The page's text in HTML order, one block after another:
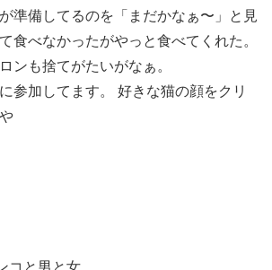
準備してるのを「まだかなぁ〜」と見
食べなかったがやっと食べてくれた。
ンも捨てがたいがなぁ。
参加してます。 好きな猫の顔をクリ
。